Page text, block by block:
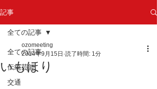
記事
全ての記事
伝統芸能
交通
全ての記事
いもほり
ozomeeting
2014年9月15日 読了時間: 1分